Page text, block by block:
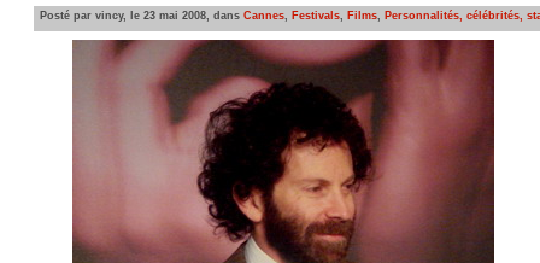
Posté par vincy, le 23 mai 2008, dans Cannes, Festivals, Films, Personnalités, célébrités,